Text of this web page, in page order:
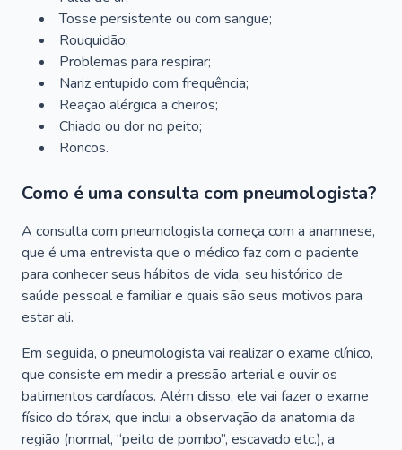
Tosse persistente ou com sangue;
Rouquidão;
Problemas para respirar;
Nariz entupido com frequência;
Reação alérgica a cheiros;
Chiado ou dor no peito;
Roncos.
Como é uma consulta com pneumologista?
A consulta com pneumologista começa com a anamnese,
que é uma entrevista que o médico faz com o paciente
para conhecer seus hábitos de vida, seu histórico de
saúde pessoal e familiar e quais são seus motivos para
estar ali.
Em seguida, o pneumologista vai realizar o exame clínico,
que consiste em medir a pressão arterial e ouvir os
batimentos cardíacos. Além disso, ele vai fazer o exame
físico do tórax, que inclui a observação da anatomia da
região (normal, “peito de pombo”, escavado etc.), a